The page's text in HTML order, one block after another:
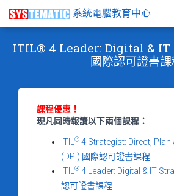
系統電腦教育中心
ITIL® 4 Leader: Digital & IT
國際認可證書課
課程優惠！
現凡同時報讀以下兩個課程：
ITIL ® 4 Strategist: Direct,
(DPI) 國際認可證書課程
ITIL
® 4 Leader: Digital & IT
認可證書課程